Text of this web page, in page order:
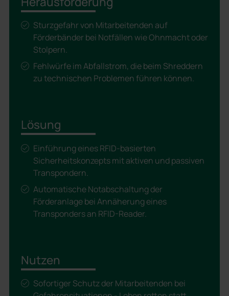
Sturzgefahr von Mitarbeitenden auf
Förderbänder bei Notfällen wie Ohnmacht oder
Stolpern.
Fehlwürfe im Abfallstrom, die beim Shreddern
zu technischen Problemen führen können.
Lösung
Einführung eines RFID-basierten
Sicherheitskonzepts mit aktiven und passiven
Transpondern.
Automatische Notabschaltung der
Förderanlage bei Annäherung eines
Transponders an RFID-Reader.
Nutzen
Sofortiger Schutz der Mitarbeitenden bei